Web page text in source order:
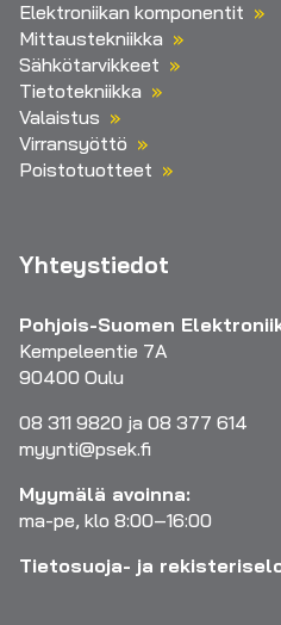
Elektroniikan komponentit
Mittaustekniikka
Sähkötarvikkeet
Tietotekniikka
Valaistus
Virransyöttö
Poistotuotteet
Yhteystiedot
Pohjois-Suomen
Kempeleentie 7A
90400 Oulu
08 311 9820 ja 08 377 614
myynti@psek.fi
Myymälä avoinna:
ma-pe, klo 8:00–16:00
Tietosuoja- ja